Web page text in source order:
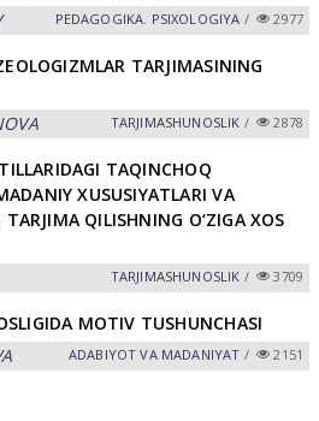
PEDАGOGIKА. PSIXOLOGIYA / 2977
TARJIMASINING
TАRJIMАSHUNOSLIK / 2878
TAQINCHOQ
XUSUSIYATLARI VA
QILISHNING O‘ZIGA XOS
TАRJIMАSHUNOSLIK / 3709
MOTIV TUSHUNCHASI
АDАBIYOT VА MАDАNIYAT / 2151